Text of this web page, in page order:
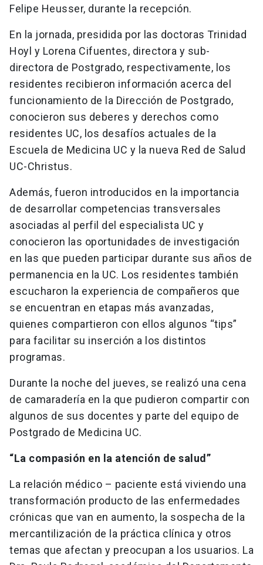
Felipe Heusser, durante la recepción.
En la jornada, presidida por las doctoras Trinidad
Hoyl y Lorena Cifuentes, directora y sub-
directora de Postgrado, respectivamente, los
residentes recibieron información acerca del
funcionamiento de la Dirección de Postgrado,
conocieron sus deberes y derechos como
residentes UC, los desafíos actuales de la
Escuela de Medicina UC y la nueva Red de Salud
UC-Christus.
Además, fueron introducidos en la importancia
de desarrollar competencias transversales
asociadas al perfil del especialista UC y
conocieron las oportunidades de investigación
en las que pueden participar durante sus años de
permanencia en la UC. Los residentes también
escucharon la experiencia de compañeros que
se encuentran en etapas más avanzadas,
quienes compartieron con ellos algunos “tips”
para facilitar su inserción a los distintos
programas.
Durante la noche del jueves, se realizó una cena
de camaradería en la que pudieron compartir con
algunos de sus docentes y parte del equipo de
Postgrado de Medicina UC.
“La compasión en la atención de salud”
La relación médico – paciente está viviendo una
transformación producto de las enfermedades
crónicas que van en aumento, la sospecha de la
mercantilización de la práctica clínica y otros
temas que afectan y preocupan a los usuarios. La